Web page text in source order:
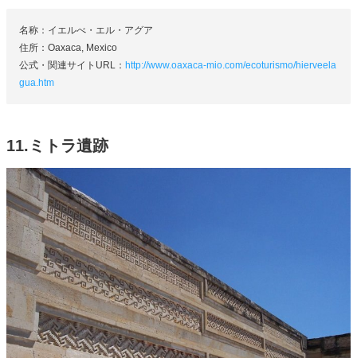
名称：イエルべ・エル・アグア
住所：Oaxaca, Mexico
公式・関連サイトURL： http://www.oaxaca-mio.com/ecoturismo/hierveela
gua.htm
11.ミトラ遺跡